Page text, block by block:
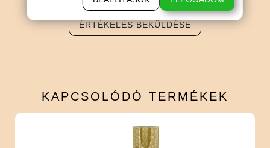
ÉRTÉKELÉS BEKÜLDÉSE
KAPCSOLÓDÓ TERMÉKEK